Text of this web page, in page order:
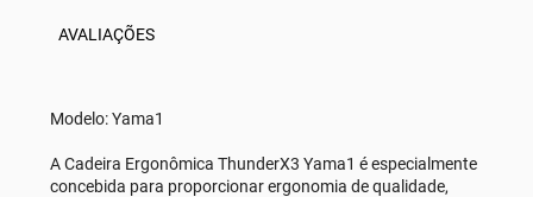
AVALIAÇÕES
Modelo: Yama1
A Cadeira Ergonômica ThunderX3 Yama1 é especialmente
concebida para proporcionar ergonomia de qualidade,